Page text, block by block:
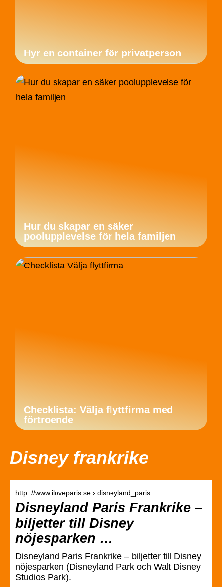
Hyr en container för privatperson
Hur du skapar en säker
poolupplevelse för hela familjen
Checklista: Välja flyttfirma med
förtroende
Disney frankrike
http ://www.iloveparis.se › disneyland_paris
Disneyland Paris Frankrike –
biljetter till Disney
nöjesparken …
Disneyland Paris Frankrike – biljetter till Disney
nöjesparken (Disneyland Park och Walt Disney
Studios Park).